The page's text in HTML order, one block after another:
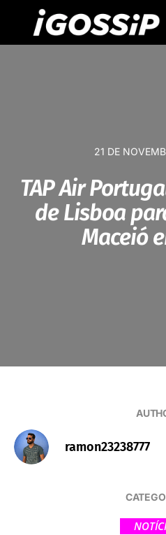
21 DE
TAP Air
de Lisboa
Maceió
ramon23238777